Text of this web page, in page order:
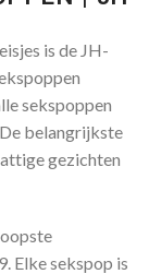
is de JH-
sekspoppen
belangrijkste
gezichten
Elke sekspop is